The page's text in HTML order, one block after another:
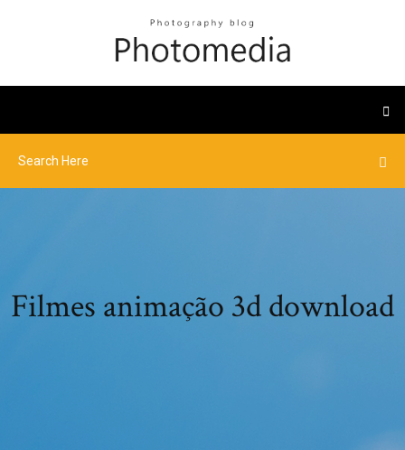
Filmes animação 3d download